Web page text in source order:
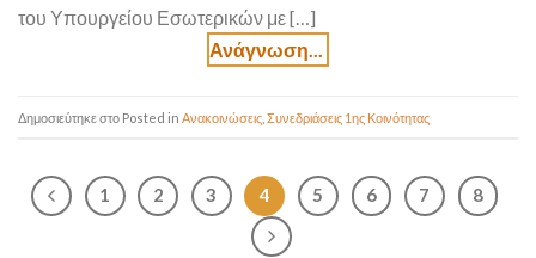
του Υπουργείου Εσωτερικών με […]
Posted in Ανακοινώσεις Συνεδριάσεις 1ης Κοινότητας
1 2 3 4 5 6 7 8